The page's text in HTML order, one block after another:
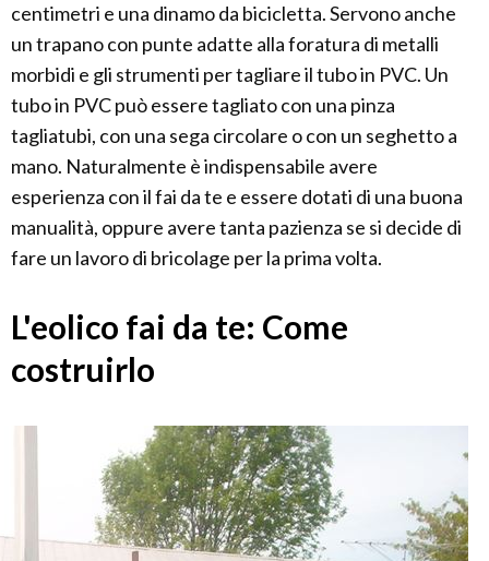
centimetri e una dinamo da bicicletta. Servono anche
un trapano con punte adatte alla foratura di metalli
morbidi e gli strumenti per tagliare il tubo in PVC. Un
tubo in PVC può essere tagliato con una pinza
tagliatubi, con una sega circolare o con un seghetto a
mano. Naturalmente è indispensabile avere
esperienza con il fai da te e essere dotati di una buona
manualità, oppure avere tanta pazienza se si decide di
fare un lavoro di bricolage per la prima volta.
L'eolico fai da te: Come
costruirlo